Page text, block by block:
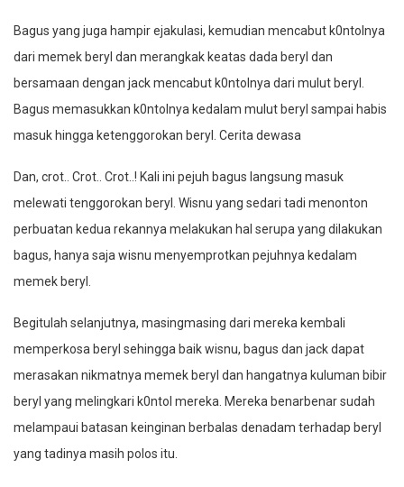
Bagus yang juga hampir ejakulasi, kemudian mencabut k0ntolnya
dari memek beryl dan merangkak keatas dada beryl dan
bersamaan dengan jack mencabut k0ntolnya dari mulut beryl.
Bagus memasukkan k0ntolnya kedalam mulut beryl sampai habis
masuk hingga ketenggorokan beryl. Cerita dewasa
Dan, crot.. Crot.. Crot..! Kali ini pejuh bagus langsung masuk
melewati tenggorokan beryl. Wisnu yang sedari tadi menonton
perbuatan kedua rekannya melakukan hal serupa yang dilakukan
bagus, hanya saja wisnu menyemprotkan pejuhnya kedalam
memek beryl.
Begitulah selanjutnya, masingmasing dari mereka kembali
memperkosa beryl sehingga baik wisnu, bagus dan jack dapat
merasakan nikmatnya memek beryl dan hangatnya kuluman bibir
beryl yang melingkari k0ntol mereka. Mereka benarbenar sudah
melampaui batasan keinginan berbalas denadam terhadap beryl
yang tadinya masih polos itu.